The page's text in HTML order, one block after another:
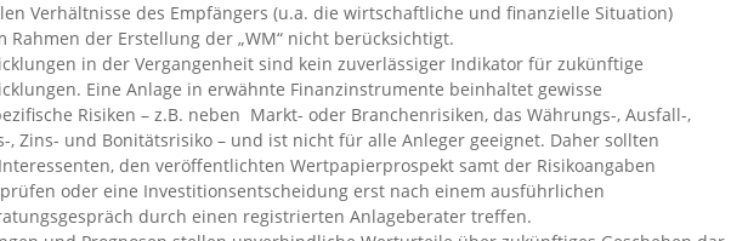
Verhältnisse des Empfängers (u.a. die wirtschaftliche und finanzielle Situation)
Rahmen der Erstellung der „WM“ nicht berücksichtigt.
in der Vergangenheit sind kein zuverlässiger Indikator für zukünftige
Eine Anlage in erwähnte Finanzinstrumente beinhaltet gewisse
Risiken – z.B. neben Markt- oder Branchenrisiken, das Währungs-, Ausfall-,
, Zins- und Bonitätsrisiko – und ist nicht für alle Anleger geeignet. Daher sollten
den veröffentlichten Wertpapierprospekt samt der Risikoangaben
oder eine Investitionsentscheidung erst nach einem ausführlichen
durch einen registrierten Anlageberater treffen.